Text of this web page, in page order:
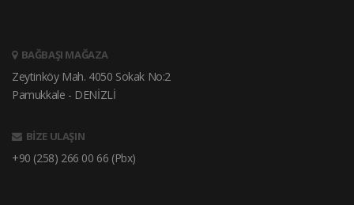
BAĞBAŞI MAĞAZA
Zeytinköy Mah. 4050 Sokak No:2
Pamukkale - DENİZLİ
BİZE ULAŞIN
+90 (258) 266 00 66 (Pbx)